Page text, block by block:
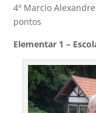
4º Marcio
pontos
Elementar 1 –